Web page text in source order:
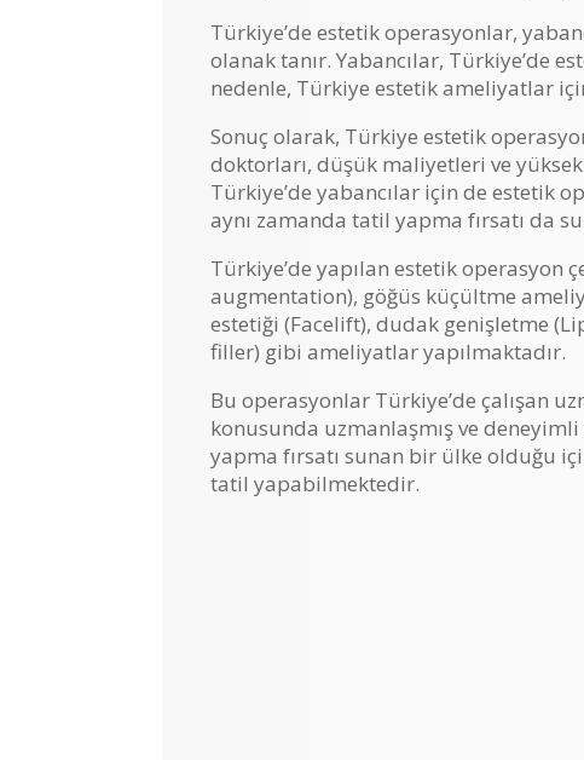
Türkiye’de estetik operasyonlar,
olanak tanır. Yabancılar, Türkiye’de
nedenle, Türkiye estetik ameliyatlar
Sonuç olarak, Türkiye estetik
doktorları, düşük maliyetleri ve
Türkiye’de yabancılar için de estetik
aynı zamanda tatil yapma fırsatı da
Türkiye’de yapılan estetik operasyon
augmentation), göğüs küçültme
estetiği (Facelift), dudak genişletme
filler) gibi ameliyatlar yapılmaktadır.
Bu operasyonlar Türkiye’de çalışan
konusunda uzmanlaşmış ve
yapma fırsatı sunan bir ülke olduğu
tatil yapabilmektedir.